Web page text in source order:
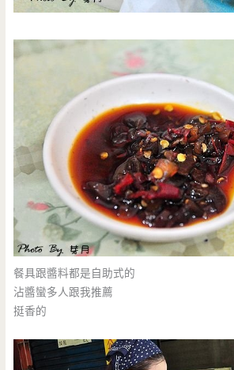
餐具跟醬料都是自助式的
沾醬蠻多人跟我推薦
挺香的